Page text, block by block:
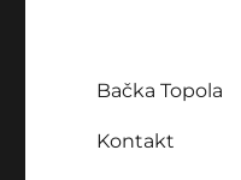
Bačka Topola
Kontakt